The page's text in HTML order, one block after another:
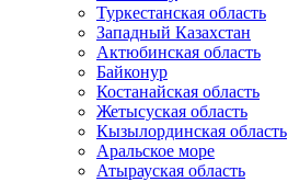
Туркестанская область
Западный Казахстан
Актюбинская область
Байконур
Костанайская область
Жетысуская область
Кызылординская область
Аральское море
Атырауская область